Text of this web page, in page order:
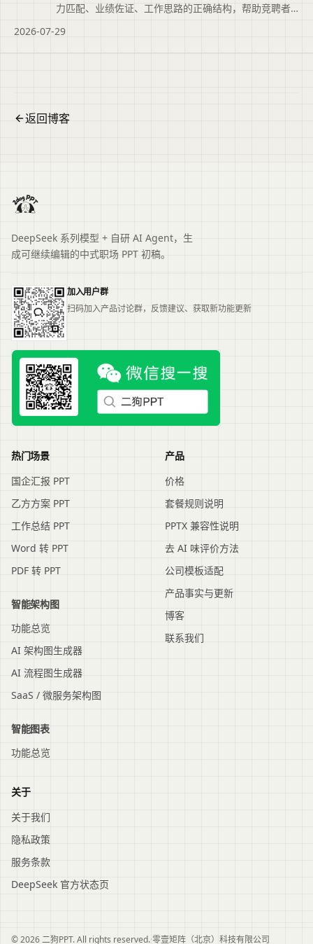
力匹配、业绩佐证、工作思路的正确结构，帮助竞聘者
2026-07-29
返回博客
DeepSeek 系列模型 + 自研 AI Agent，生
成可继续编辑的中式职场 PPT 初稿。
加入用户群
扫码加入产品讨论群，反馈建议、获取新功能更新
热门场景
国企汇报 PPT
乙方方案 PPT
工作总结 PPT
Word 转 PPT
PDF 转 PPT
智能架构图
功能总览
AI 架构图生成器
AI 流程图生成器
SaaS / 微服务架构图
智能图表
功能总览
产品
价格
套餐规则说明
PPTX 兼容性说明
去 AI 味评价方法
公司模板适配
产品事实与更新
博客
联系我们
关于
关于我们
隐私政策
服务条款
DeepSeek 官方状态页
© 2026 二狗PPT. All rights reserved.·零壹矩阵（北京）科技有限公司